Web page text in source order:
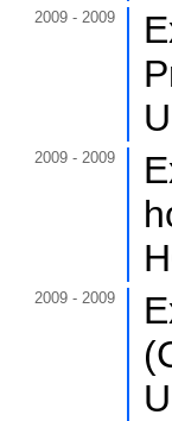
2009 - 2009
2009 - 2009
2009 - 2009